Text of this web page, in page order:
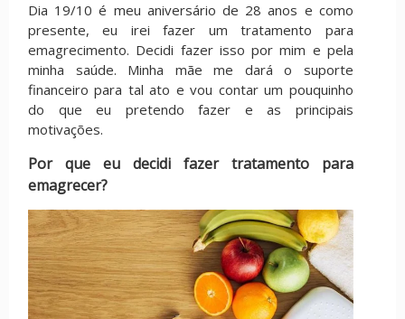
Dia 19/10 é meu aniversário de 28 anos e como
presente, eu irei fazer um tratamento para
emagrecimento. Decidi fazer isso por mim e pela
minha saúde. Minha mãe me dará o suporte
financeiro para tal ato e vou contar um pouquinho
do que eu pretendo fazer e as principais
motivações.
Por que eu decidi fazer tratamento para
emagrecer?